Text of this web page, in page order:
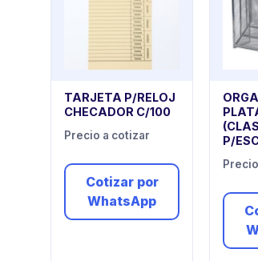
TARJETA P/RELOJ
CHECADOR C/100
Precio a cotizar
Cotizar por
WhatsApp
P/